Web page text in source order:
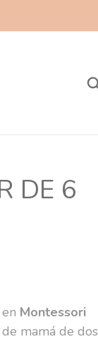
DE 6
Montessori
de mamá de dos